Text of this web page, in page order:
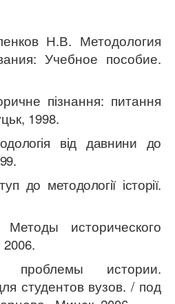
Н.В. Методология
Учебное пособие.
пізнання: питання
1998.
від давнини до
до методології історії.
исторического
проблемы истории.
студентов вузов. / под